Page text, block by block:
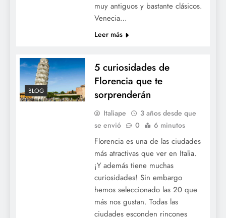
muy antiguos y bastante clásicos.
Venecia…
Leer más
BLOG
5 curiosidades de
Florencia que te
sorprenderán
Italiape
3 años desde que
se envió
0 6 minutos
Florencia es una de las ciudades
más atractivas que ver en Italia.
¡Y además tiene muchas
curiosidades! Sin embargo
hemos seleccionado las 20 que
más nos gustan. Todas las
ciudades esconden rincones